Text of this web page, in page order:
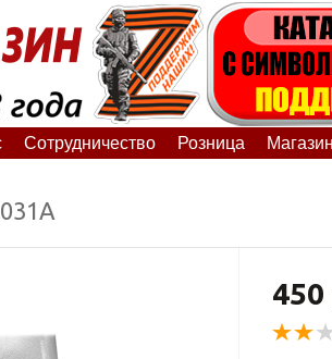
Сотрудничество Розница